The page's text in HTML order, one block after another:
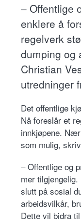
– Offentlige
enklere å
regelverk
dumping og
Christian
utredninger
Det offentlige
Nå foreslår et
innkjøpene.
som mulig,
– Offentlige og
mer
slutt på sosial
arbeidsvilkår,
Dette vil bidra